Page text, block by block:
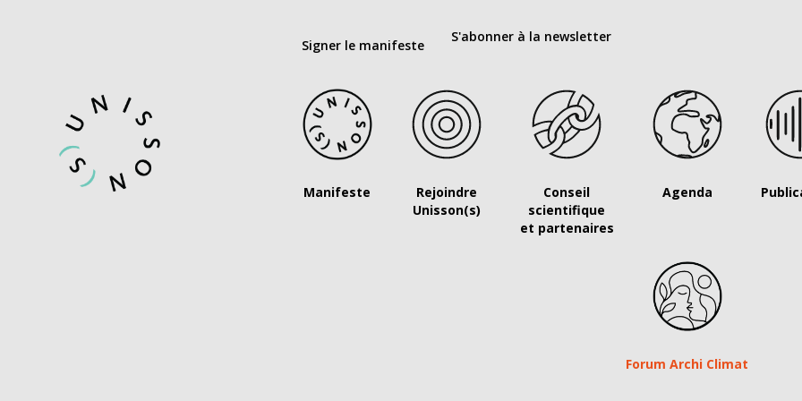
Signer le manifeste
S'abonner à la newsletter
Manifeste
Rejoindre
Unisson(s)
Conseil
scientifique
et partenaires
Agenda
Forum Archi Climat